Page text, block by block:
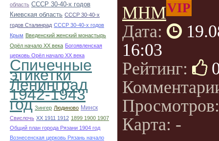
область СССР 30-40-х годов
Киевская область СССР 30-40-х
годов Сталинрад СССР 30-40-х годов
Крым Введенский женский монастырь
Орёл начало ХХ века Богоявленская
церковь Орёл начало ХХ века
Спичечные
этикетки
Ленинград
1942-1943
год Зингер Людиново Минск
Свислочь XX 1911 1912 1899 1900 1907
Общий план города Рязани 1904 год
Вознесенская церковь Рязань начало
МНМVIP
Дата:
16:03
Рейтинг:
Карта: -